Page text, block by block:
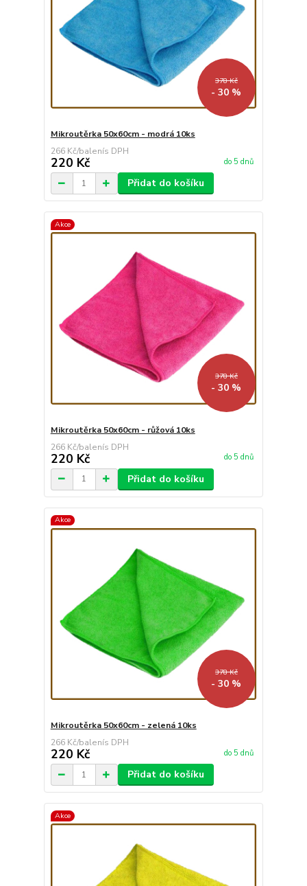
378 Kč
- 30 %
Mikroutěrka 50x60cm - modrá 10ks
266 Kč/balení
220 Kč do 5 dnů
Přidat do košíku
Akce
378 Kč
- 30 %
Mikroutěrka 50x60cm - růžová 10ks
266 Kč/balení
220 Kč do 5 dnů
Přidat do košíku
Akce
378 Kč
- 30 %
Mikroutěrka 50x60cm - zelená 10ks
266 Kč/balení
220 Kč do 5 dnů
Přidat do košíku
Akce